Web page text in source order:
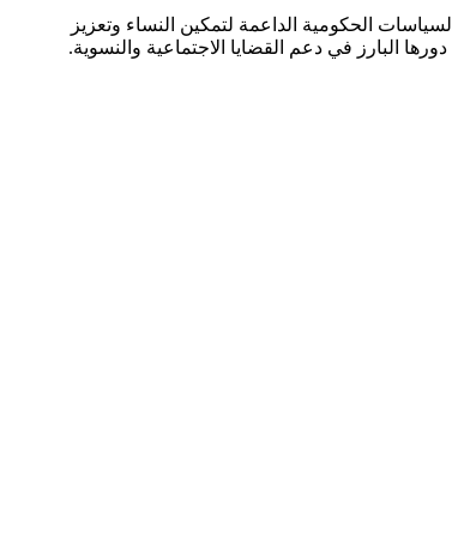
الحكومية الداعمة لتمكين النساء وتعزيز
البارز في دعم القضايا الاجتماعية والنسوية.